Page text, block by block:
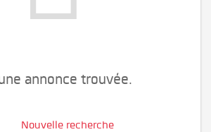
annonce trouvée.
Nouvelle recherche